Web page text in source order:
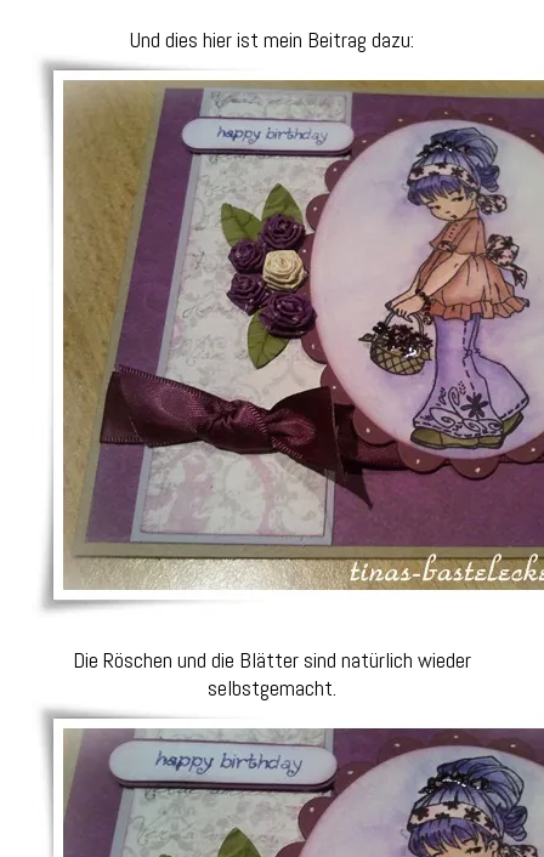
Und dies hier ist mein Beitrag dazu:
Die Röschen und die Blätter sind natürlich wieder
selbstgemacht.